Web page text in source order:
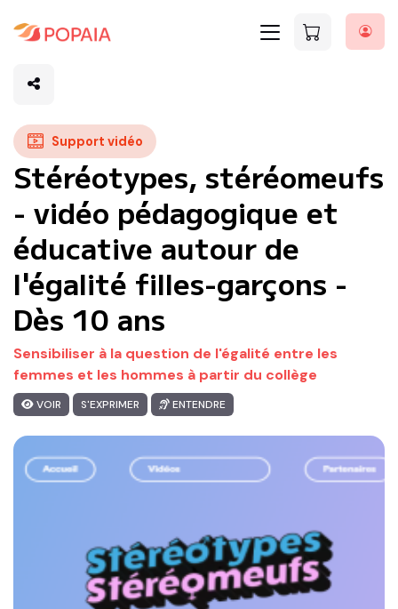
Support vidéo
Stéréotypes, stéréomeufs
- vidéo pédagogique et
éducative autour de
l'égalité filles-garçons -
Dès 10 ans
Sensibiliser à la question de l'égalité entre les
femmes et les hommes à partir du collège
VOIR S'EXPRIMER ENTENDRE